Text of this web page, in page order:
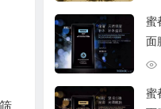
蜜
面
蜜